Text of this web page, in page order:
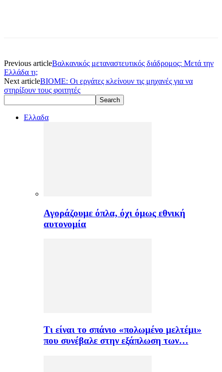
Previous articleΒαλκανικός μεταναστευτικός διάδρομος: Μετά την
Ελλάδα τι;
Next articleΒΙΟΜΕ: Οι εργάτες κλείνουν τις μηχανές για να
στηρίξουν τους φοιτητές
Ελλαδα
Αγοράζουμε όπλα, όχι όμως εθνική
αυτονομία
Τι είναι το σπάνιο «πολωμένο μελτέμι»
που συνέβαλε στην εξάπλωση των…